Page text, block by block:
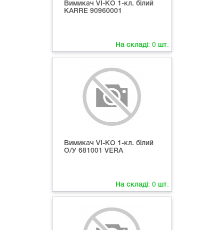
Вимикач VI-KO 1-кл. білий
КARRE 90960001
На складі: 0 шт.
Вимикач VI-KO 1-кл. білий
О/У 681001 VERA
На складі: 0 шт.